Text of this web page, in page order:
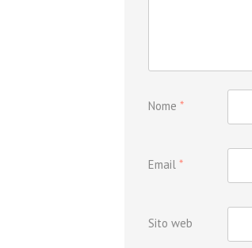
Nome *
Email *
Sito web